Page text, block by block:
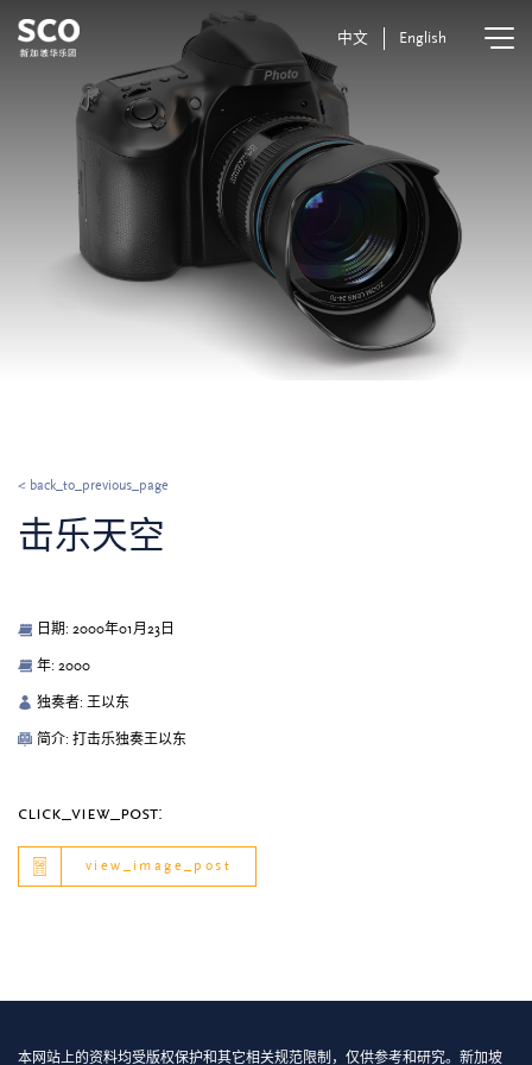
中文 English
< back_to_previous_page
击乐天空
日期: 2000年01月23日
年: 2000
独奏者: 王以东
简介: 打击乐独奏王以东
click_view_post:
view_image_post
本网站上的资料均受版权保护和其它相关规范限制，仅供参考和研究。新加坡